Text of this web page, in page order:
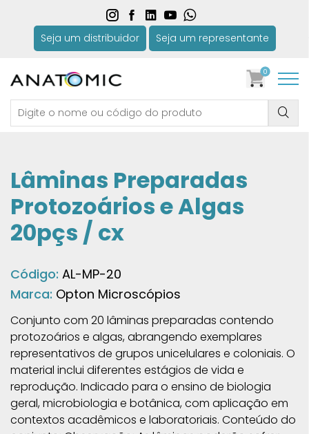
Seja um distribuidor Seja um representante
0
Lâminas Preparadas
Protozoários e Algas
20pçs / cx
Código: AL-MP-20
Marca: Opton Microscópios
Conjunto com 20 lâminas preparadas contendo
protozoários e algas, abrangendo exemplares
representativos de grupos unicelulares e coloniais. O
material inclui diferentes estágios de vida e
reprodução. Indicado para o ensino de biologia
geral, microbiologia e botânica, com aplicação em
contextos acadêmicos e laboratoriais. Conteúdo do